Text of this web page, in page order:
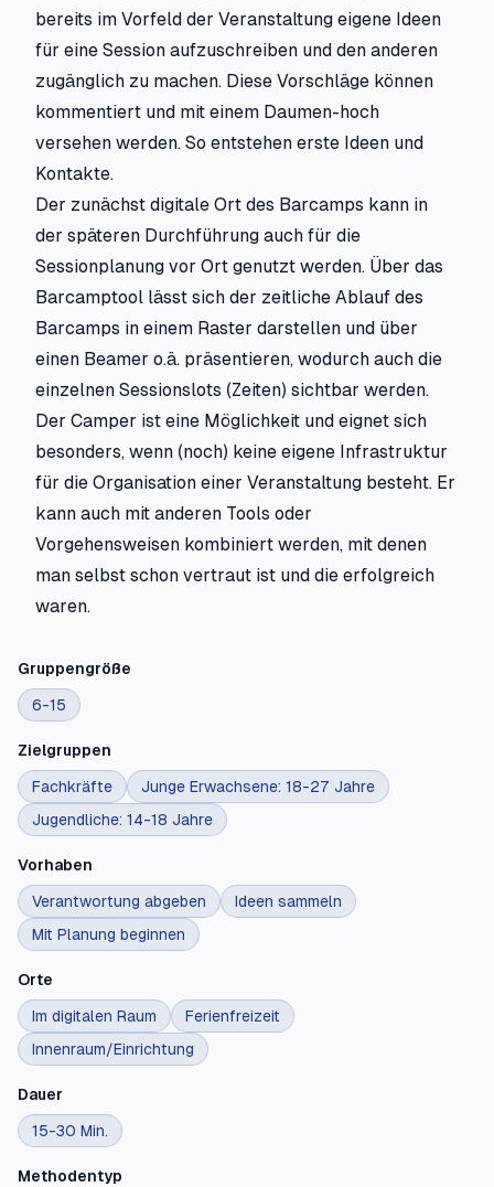
bereits im Vorfeld der Veranstaltung eigene Ideen
für eine Session aufzuschreiben und den anderen
zugänglich zu machen. Diese Vorschläge können
kommentiert und mit einem Daumen-hoch
versehen werden. So entstehen erste Ideen und
Kontakte.
Der zunächst digitale Ort des Barcamps kann in
der späteren Durchführung auch für die
Sessionplanung vor Ort genutzt werden. Über das
Barcamptool lässt sich der zeitliche Ablauf des
Barcamps in einem Raster darstellen und über
einen Beamer o.ä. präsentieren, wodurch auch die
einzelnen Sessionslots (Zeiten) sichtbar werden.
Der Camper ist eine Möglichkeit und eignet sich
besonders, wenn (noch) keine eigene Infrastruktur
für die Organisation einer Veranstaltung besteht. Er
kann auch mit anderen Tools oder
Vorgehensweisen kombiniert werden, mit denen
man selbst schon vertraut ist und die erfolgreich
waren.
Gruppengröße
6-15
Zielgruppen
Fachkräfte
Junge Erwachsene: 18-27 Jahre
Jugendliche: 14-18 Jahre
Vorhaben
Verantwortung abgeben
Ideen sammeln
Mit Planung beginnen
Orte
Im digitalen Raum
Ferienfreizeit
Innenraum/Einrichtung
Dauer
15-30 Min.
Methodentyp